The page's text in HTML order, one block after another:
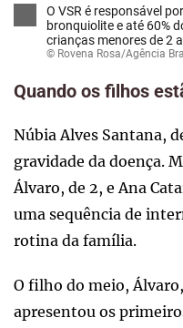
O VSR é responsável
bronquiolite e até 60%
crianças menores de 2
© Rovena Rosa/Agência
Quando os filhos
Núbia Alves Santana,
gravidade da doença.
Álvaro, de 2, e Ana
uma sequência de
rotina da família.
O filho do meio,
apresentou os